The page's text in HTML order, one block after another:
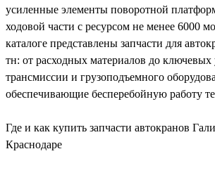
усиленные элементы поворотной
ходовой части с ресурсом не менее 6000
каталоге представлены запчасти для
тн: от расходных материалов до ключевых
трансмиссии и грузоподъемного
обеспечивающие бесперебойную работу
Где и как купить запчасти автокранов
Краснодаре